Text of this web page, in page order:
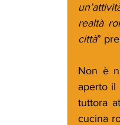
realtà
città”
Non è
aperto il
tuttora
cucina